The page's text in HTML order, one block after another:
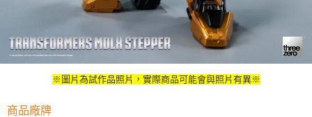
※圖片為試作品照片，實際商品可能會與照片有異※
商品廠牌